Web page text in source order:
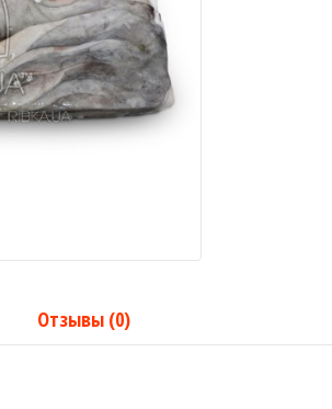
Отзывы (0)